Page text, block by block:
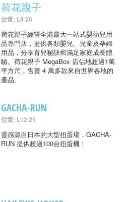
荷花親子
位置: L9 26
荷花親子經營全港最大一站式嬰幼兒用
品專門店，提供各類嬰兒、兒童及孕婦
用品，分享育兒秘訣和滿足家庭成長體
驗。荷花親子 MegaBox 店佔地超過1萬
平方尺，售賣 4 萬多款來自世界各地的
產品。
GACHA-RUN
位置: L12 21
靈感源自日本的大型扭蛋場，GACHA-
RUN 提供超過100台扭蛋機！